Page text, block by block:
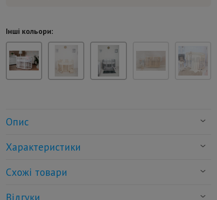
Інші кольори:
Опис
Характеристики
Схожі товари
Відгуки